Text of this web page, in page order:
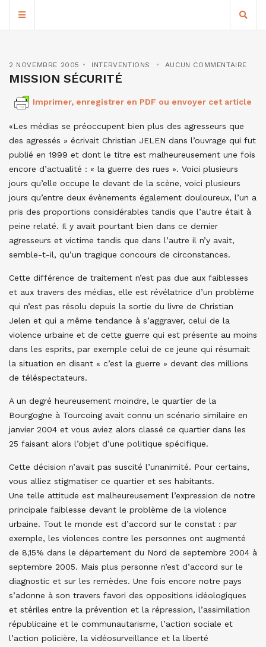
2 NOVEMBRE 2005 INTERVENTIONS AUCUN COMMENTAIRE
MISSION SÉCURITÉ
Imprimer, enregistrer en PDF ou envoyer cet article
«Les médias se préoccupent bien plus des agresseurs que
des agressés » écrivait Christian JELEN dans l’ouvrage qui fut
publié en 1999 et dont le titre est malheureusement une fois
encore d’actualité : « la guerre des rues ». Voici plusieurs
jours qu’elle occupe le devant de la scène, voici plusieurs
jours qu’entre deux évènements également douloureux, l’un a
pris des proportions considérables tandis que l’autre était à
peine relaté. Il y avait pourtant bien dans ce dernier
agresseurs et victime tandis que dans l’autre il n’y avait,
semble-t-il, qu’un tragique concours de circonstances.
Cette différence de traitement n’est pas due aux faiblesses
et aux travers des médias, elle est révélatrice d’un problème
qui n’est pas résolu depuis la sortie du livre de Christian
Jelen et qui a même tendance à s’aggraver, celui de la
violence urbaine et de cette guerre qui est présente au moins
dans les esprits, par exemple celui de ce jeune qui résumait
la situation en disant « c’est la guerre » devant des millions
de téléspectateurs.
A un degré heureusement moindre, le quartier de la
Bourgogne à Tourcoing avait connu un scénario similaire en
janvier 2004 et vous aviez alors classé ce quartier dans les
25 faisant alors l’objet d’une politique spécifique.
Cette décision n’avait pas suscité l’unanimité. Pour certains,
vous alliez stigmatiser ce quartier et ses habitants.
Une telle attitude est malheureusement l’expression de notre
principale faiblesse devant le problème de la violence
urbaine. Tout le monde est d’accord sur le constat : par
exemple, les violences contre les personnes ont augmenté
de 8,15% dans le département du Nord de septembre 2004 à
septembre 2005. Mais plus personne n’est d’accord sur le
diagnostic et sur les remèdes. Une fois encore notre pays
s’adonne à son travers favori des oppositions idéologiques
et stériles entre la prévention et la répression, l’assimilation
républicaine et le communautarisme, l’action sociale et
l’action policière, la vidéosurveillance et la liberté